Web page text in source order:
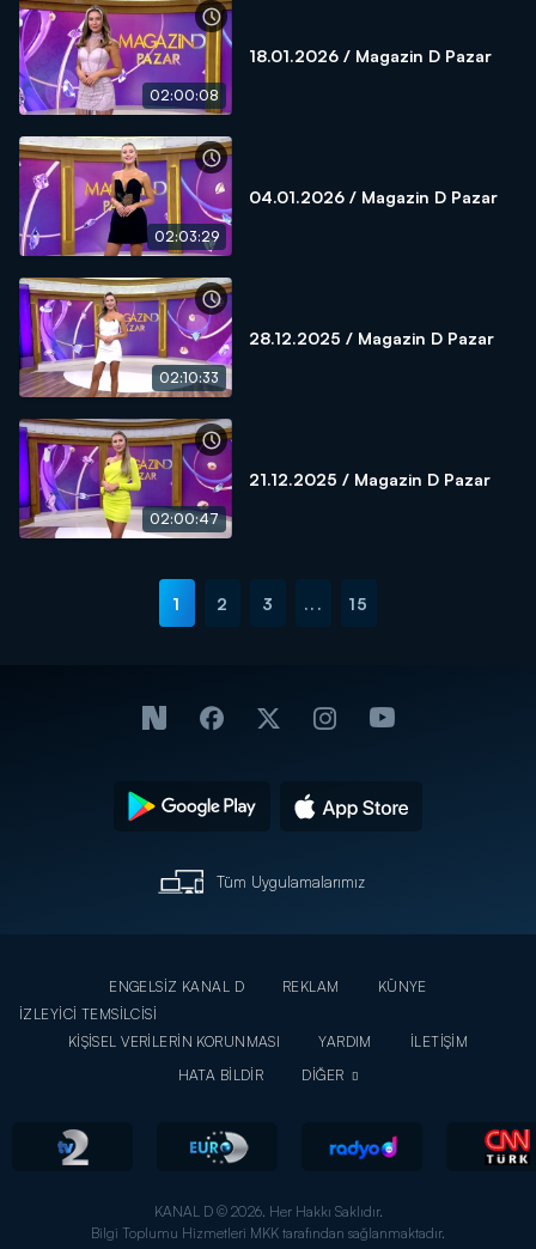
02:00:08
18.01.2026 / Magazin D Pazar
02:03:29
04.01.2026 / Magazin D Pazar
02:10:33
28.12.2025 / Magazin D Pazar
02:00:47
21.12.2025 / Magazin D Pazar
1 2 3 ... 15
Tüm Uygulamalarımız
ENGELSİZ KANAL D REKLAM
KÜNYE
İZLEYİCİ TEMSİLCİSİ
KİŞİSEL VERİLERİN KORUNMASI
YARDIM
İLETİŞİM
HATA BİLDİR
DİĞER
KANAL D © 2026. Her Hakkı Saklıdır.
Bilgi Toplumu Hizmetleri MKK tarafından sağlanmaktadır.